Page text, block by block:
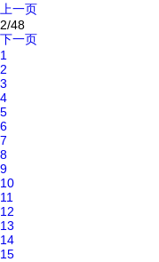
上一页
2/48
下一页
1
2
3
4
5
6
7
8
9
10
11
12
13
14
15